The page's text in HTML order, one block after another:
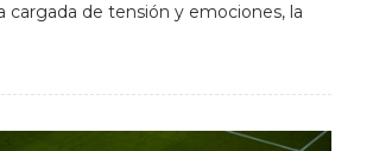
cargada de tensión y emociones, la